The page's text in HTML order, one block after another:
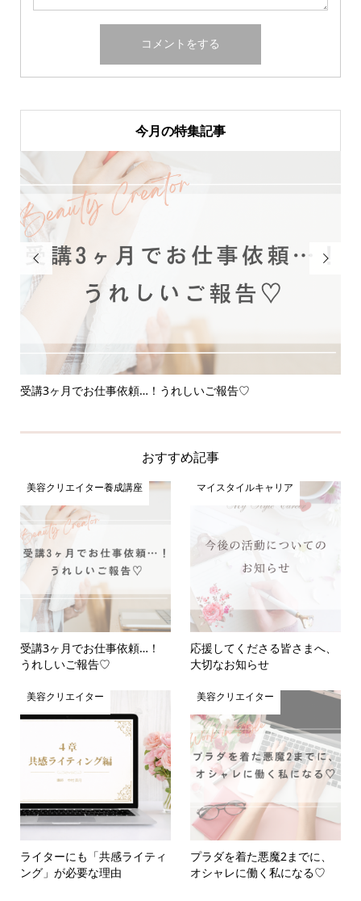
今月の特集記事

受講3ヶ月でお仕事依頼…！うれしいご報告♡

おすすめ記事
美容クリエイター養成講座
受講3ヶ月でお仕事依頼…！
うれしいご報告♡
マイスタイルキャリア
応援してくださる皆さまへ、
大切なお知らせ
美容クリエイター
ライターにも「共感ライティ
ング」が必要な理由
美容クリエイター
プラダを着た悪魔2までに、
オシャレに働く私になる♡